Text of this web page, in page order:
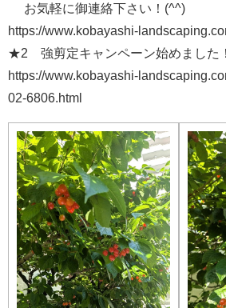
お気軽に御連絡下さい！(^^)
https://www.kobayashi-
★2 強剪定キャンペーン始めました
https://www.kobayashi-
02-6806.html